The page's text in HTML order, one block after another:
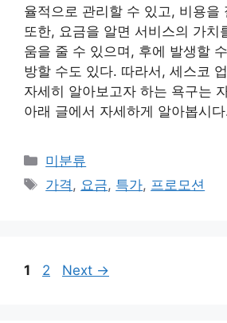
율적으로 관리할 수 있고, 비용을
또한, 요금을 알면 서비스의 가치
움을 줄 수 있으며, 후에 발생할
방할 수도 있다. 따라서, 세스코
자세히 알아보고자 하는 욕구는
아래 글에서 자세하게 알아봅시
Categories
미분류
Tags
가격 , 요금, 특가, 프로모션
Page
1 Page
2 Next →